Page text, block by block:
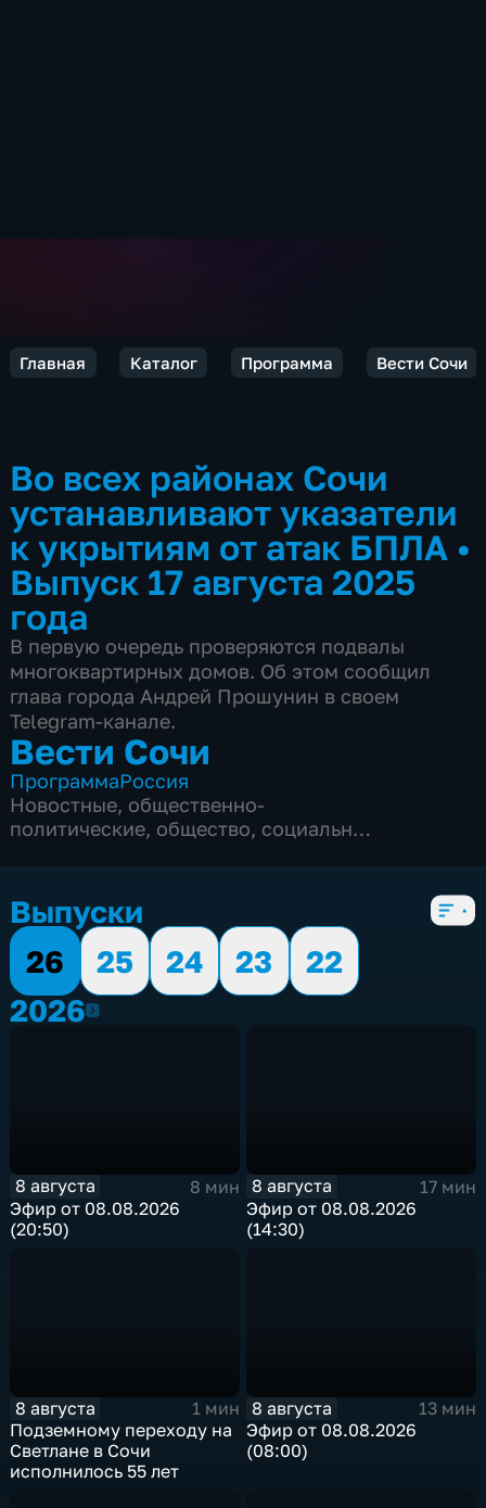
Главная Каталог Программа Вести Сочи
Во всех районах Сочи
устанавливают указатели
к укрытиям от атак БПЛА •
Выпуск 17 августа 2025
года
В первую очередь проверяются подвалы
многоквартирных домов. Об этом сообщил
глава города Андрей Прошунин в своем
Telegram-канале.
Вести Сочи
ПрограммаРоссия
Новостные, общественно-
политические, общество, социально-
Выпуски
26
25 24 23
22
20262026
8 августа
8 мин
Эфир от 08.08.2026
(20:50)
8 августа
17 мин
Эфир от 08.08.2026
(14:30)
8 августа
1 мин
Подземному переходу на
Светлане в Сочи
исполнилось 55 лет
8 августа
13 мин
Эфир от 08.08.2026
(08:00)